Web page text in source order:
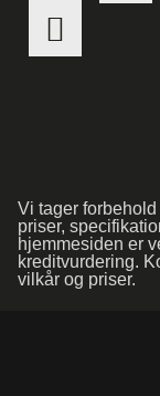
Vi tager
priser,
hjemmesiden er
kreditvurdering.
vilkår og priser.